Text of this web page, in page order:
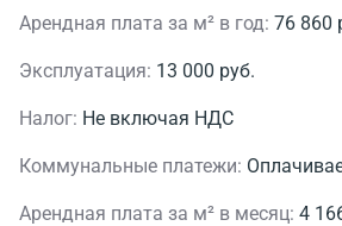
Арендная плата за м² в год: 76 860
Эксплуатация: 13 000 руб.
Налог: Не включая НДС
Коммунальные платежи:
Арендная плата за м² в месяц: 4